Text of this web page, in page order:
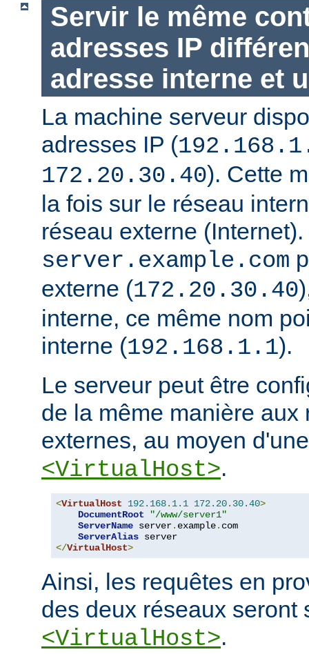
Servir le même
adresses IP
adresse interne et
La machine serveur
adresses IP (
172.20.30.40). Cette
la fois sur le réseau
réseau externe
server.example.com
externe (172.20.30.40
interne, ce même nom
interne (192.168.1.1).
Le serveur peut être
de la même manière aux
externes, au moyen
<VirtualHost>.
<VirtualHost 192.168. 1.1 172.20. 30.40>
DocumentRoot
"/www/server1"
ServerName server. example. com
ServerAlias
</VirtualHost>
Ainsi, les requêtes en
des deux réseaux seront
<VirtualHost>.